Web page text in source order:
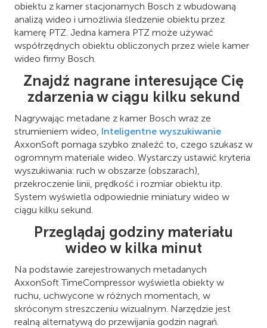
obiektu z kamer stacjonarnych Bosch z wbudowaną
analizą wideo i umożliwia śledzenie obiektu przez
kamerę PTZ. Jedna kamera PTZ może używać
współrzędnych obiektu obliczonych przez wiele kamer
wideo firmy Bosch.
Znajdź nagrane interesujące Cię
zdarzenia w ciągu kilku sekund
Nagrywając metadane z kamer Bosch wraz ze
strumieniem wideo, Inteligentne wyszukiwanie
AxxonSoft pomaga szybko znaleźć to, czego szukasz w
ogromnym materiale wideo. Wystarczy ustawić kryteria
wyszukiwania: ruch w obszarze (obszarach),
przekroczenie linii, prędkość i rozmiar obiektu itp.
System wyświetla odpowiednie miniatury wideo w
ciągu kilku sekund.
Przeglądaj godziny materiału
wideo w kilka minut
Na podstawie zarejestrowanych metadanych
AxxonSoft TimeCompressor wyświetla obiekty w
ruchu, uchwycone w różnych momentach, w
skróconym streszczeniu wizualnym. Narzędzie jest
realną alternatywą do przewijania godzin nagrań.